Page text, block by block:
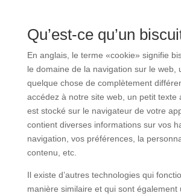
Qu’est-ce qu’un
En anglais, le terme «cookie» signifie
le domaine de la navigation sur le web,
quelque chose de complètement
accédez à notre site web, un petit texte
est stocké sur le navigateur de votre
contient diverses informations sur vos
navigation, vos préférences, la
contenu, etc.
Il existe d’autres technologies qui
manière similaire et qui sont également